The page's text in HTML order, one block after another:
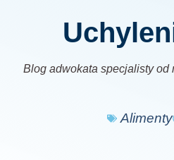
Blog adwokata specjalisty od
Alimenty